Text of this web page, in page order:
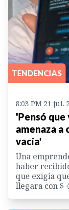
TENDENCIAS
8:03 PM 21 jul.
'Pensó
amenaza
vacía'
Una
haber
que exigía
llegara con $